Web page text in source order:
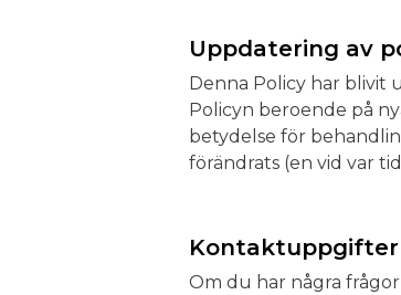
Uppdatering av
Denna Policy har blivit
Policyn beroende på
betydelse för
förändrats (en vid var
Kontaktuppgifter
Om du har några